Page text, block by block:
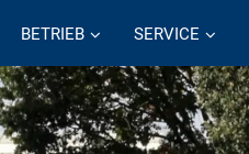
BETRIEB SERVICE